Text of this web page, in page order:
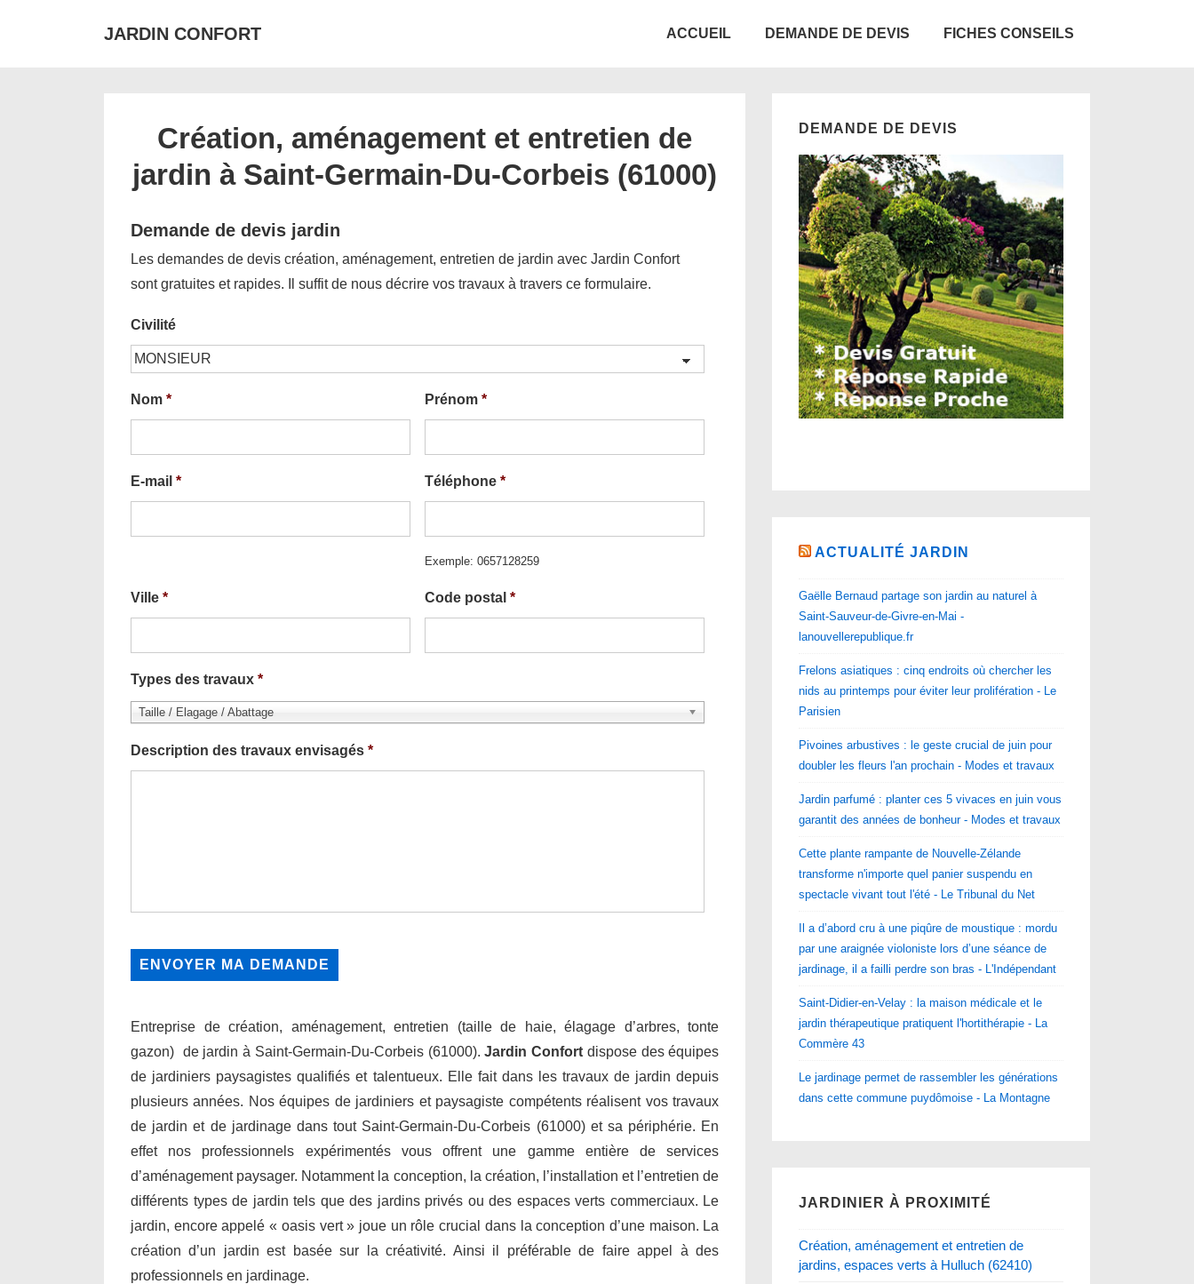
JARDIN CONFORT ACCUEIL DEMANDE DE DEVIS FICHES CONSEILS
Création, aménagement et entretien de
jardin à Saint-Germain-Du-Corbeis (61000)
Demande de devis jardin
Les demandes de devis création, aménagement, entretien de jardin avec Jardin Confort
sont gratuites et rapides. Il suffit de nous décrire vos travaux à travers ce formulaire.
Civilité
Nom * Prénom *
E-mail * Téléphone *
Exemple: 0657128259
Ville * Code postal *
Types des travaux *
Taille / Elagage / Abattage
Description des travaux envisagés *
Entreprise de création, aménagement, entretien (taille de haie, élagage d’arbres, tonte
gazon) de jardin à Saint-Germain-Du-Corbeis (61000).Jardin Confort dispose des équipes
de jardiniers paysagistes qualifiés et talentueux. Elle fait dans les travaux de jardin depuis
plusieurs années. Nos équipes de jardiniers et paysagiste compétents réalisent vos travaux
de jardin et de jardinage dans tout Saint-Germain-Du-Corbeis (61000) et sa périphérie. En
effet nos professionnels expérimentés vous offrent une gamme entière de services
d’aménagement paysager. Notamment la conception, la création, l’installation et l’entretien de
différents types de jardin tels que des jardins privés ou des espaces verts commerciaux. Le
jardin, encore appelé « oasis vert » joue un rôle crucial dans la conception d’une maison. La
création d’un jardin est basée sur la créativité. Ainsi il préférable de faire appel à des
professionnels en jardinage.
DEMANDE DE DEVIS
ACTUALITÉ JARDIN
Gaëlle Bernaud partage son jardin au naturel à
Saint-Sauveur-de-Givre-en-Mai -
lanouvellerepublique.fr
Frelons asiatiques : cinq endroits où chercher les
nids au printemps pour éviter leur prolifération - Le
Parisien
Pivoines arbustives : le geste crucial de juin pour
doubler les fleurs l'an prochain - Modes et travaux
Jardin parfumé : planter ces 5 vivaces en juin vous
garantit des années de bonheur - Modes et travaux
Cette plante rampante de Nouvelle-Zélande
transforme n'importe quel panier suspendu en
spectacle vivant tout l'été - Le Tribunal du Net
Il a d’abord cru à une piqûre de moustique : mordu
par une araignée violoniste lors d’une séance de
jardinage, il a failli perdre son bras - L'Indépendant
Saint-Didier-en-Velay : la maison médicale et le
jardin thérapeutique pratiquent l'hortithérapie - La
Commère 43
Le jardinage permet de rassembler les générations
dans cette commune puydômoise - La Montagne
JARDINIER À PROXIMITÉ
Création, aménagement et entretien de
jardins, espaces verts à Hulluch (62410)